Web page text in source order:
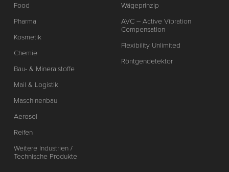
Food
Pharma
Kosmetik
Chemie
Bau- & Mineralstoffe
Mail & Logistik
Maschinenbau
Aerosol
Reifen
Weitere Industrien /
Technische Produkte
Wägeprinzip
AVC – Active Vibration
Compensation
Flexibility Unlimited
Röntgendetektor